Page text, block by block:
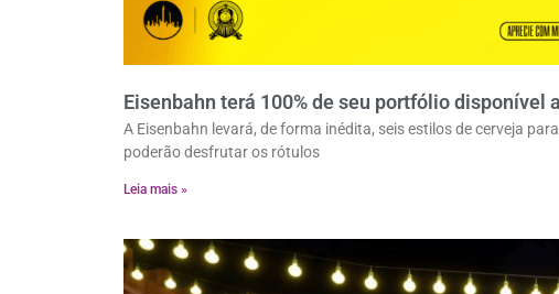
Eisenbahn terá 100% de seu portfólio disponível
A Eisenbahn levará, de forma inédita, seis estilos de cerveja
poderão desfrutar os rótulos
Leia mais »